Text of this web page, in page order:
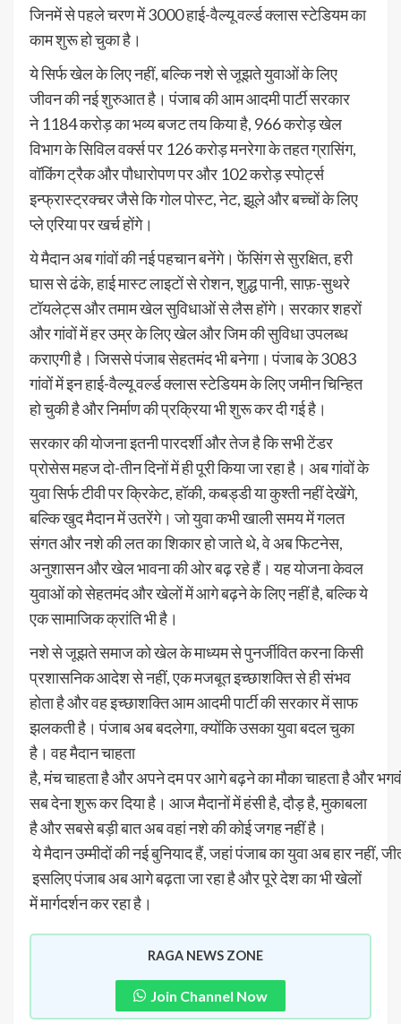
जिनमें से पहले चरण में 3000 हाई-वैल्यू वर्ल्ड क्लास स्टेडियम का
काम शुरू हो चुका है।
ये सिर्फ खेल के लिए नहीं, बल्कि नशे से जूझते युवाओं के लिए
जीवन की नई शुरुआत है। पंजाब की आम आदमी पार्टी सरकार
ने1184करोड़ का भव्य बजट तय किया है, 966करोड़ खेल
विभाग के सिविल वर्क्स पर 126करोड़ मनरेगा के तहत ग्रासिंग,
वॉकिंग ट्रैक और पौधारोपण पर और 102करोड़ स्पोर्ट्स
इन्फ्रास्ट्रक्चर जैसे कि गोल पोस्ट, नेट, झूले और बच्चों के लिए
प्ले एरिया पर खर्च होंगे।
ये मैदान अब गांवों की नई पहचान बनेंगे। फेंसिंग से सुरक्षित, हरी
घास से ढंके, हाई मास्ट लाइटों से रोशन, शुद्ध पानी, साफ़-सुथरे
टॉयलेट्स और तमाम खेल सुविधाओं से लैस होंगे। सरकार शहरों
और गांवों में हर उम्र के लिए खेल और जिम की सुविधा उपलब्ध
कराएगी है। जिससे पंजाब सेहतमंद भी बनेगा। पंजाब के 3083
गांवों में इन हाई-वैल्यू वर्ल्ड क्लास स्टेडियम के लिए जमीन चिन्हित
हो चुकी है और निर्माण की प्रक्रिया भी शुरू कर दी गई है।
सरकार की योजना इतनी पारदर्शी और तेज है कि सभी टेंडर
प्रोसेस महज दो-तीन दिनों में ही पूरी किया जा रहा है। अब गांवों के
युवा सिर्फ टीवी पर क्रिकेट, हॉकी, कबड्डी या कुश्ती नहीं देखेंगे,
बल्कि खुद मैदान में उतरेंगे। जो युवा कभी खाली समय में गलत
संगत और नशे की लत का शिकार हो जाते थे, वे अब फिटनेस,
अनुशासन और खेल भावना की ओर बढ़ रहे हैं। यह योजना केवल
युवाओं को सेहतमंद और खेलों में आगे बढ़ने के लिए नहीं है, बल्कि ये
एक सामाजिक क्रांति भी है।
नशे से जूझते समाज को खेल के माध्यम से पुनर्जीवित करना किसी
प्रशासनिक आदेश से नहीं, एक मजबूतइच्छाशक्तिसे ही संभव
होता है और वहइच्छाशक्तिआम आदमी पार्टी की सरकार में साफ
झलकती है। पंजाब अब बदलेगा, क्योंकि उसका युवा बदल चुका
है। वह मैदान चाहता
है,मंचचाहताहैऔरअपनेदमपरआगेबढ़नेकामौकाचाहताहैऔर
सब देना शुरू कर दिया है। आज मैदानों में हंसी है, दौड़ है, मुकाबला
है और सबसेबड़ीबातअबवहांनशेकीकोईजगहनहींहै ।
येमैदानउम्मीदोंकीनईबुनियादहैं,जहांपंजाबकायुवाअबहारनहीं,
इसलिएपंजाबअबआगे बढ़ता जा रहा है और पूरे देश का भी खेलों
में मार्गदर्शन कर रहा है।
RAGA NEWS ZONE
Join Channel Now